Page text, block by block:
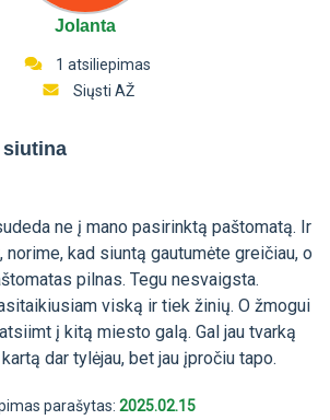
Jolanta
1 atsiliepimas
Siųsti AŽ
siutina
ne į mano pasirinktą paštomatą. Ir
kad siuntą gautumėte greičiau, o
pilnas. Tegu nesvaigsta.
viską ir tiek žinių. O žmogui
į kitą miesto galą. Gal jau tvarką
dar tylėjau, bet jau įpročiu tapo.
parašytas: 2025.02.15